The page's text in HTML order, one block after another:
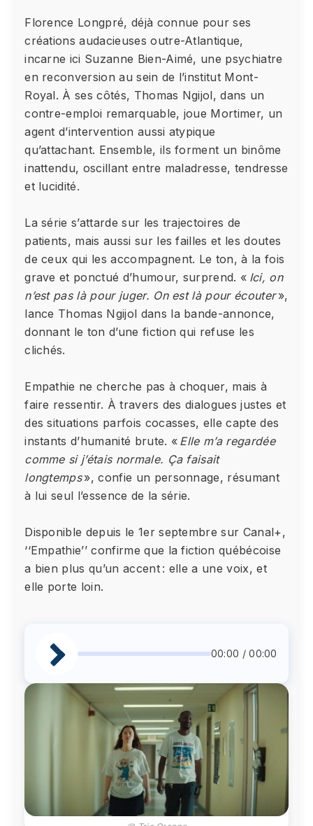
Florence Longpré, déjà connue pour ses
créations audacieuses outre-Atlantique,
incarne ici Suzanne Bien-Aimé, une psychiatre
en reconversion au sein de l’institut Mont-
Royal. À ses côtés, Thomas Ngijol, dans un
contre-emploi remarquable, joue Mortimer, un
agent d’intervention aussi atypique
qu’attachant. Ensemble, ils forment un binôme
inattendu, oscillant entre maladresse, tendresse
et lucidité.
La série s’attarde sur les trajectoires de
patients, mais aussi sur les failles et les doutes
de ceux qui les accompagnent. Le ton, à la fois
grave et ponctué d’humour, surprend. « Ici, on
n’est pas là pour juger. On est là pour écouter»,
lance Thomas Ngijol dans la bande-annonce,
donnant le ton d’une fiction qui refuse les
clichés.
Empathie ne cherche pas à choquer, mais à
faire ressentir. À travers des dialogues justes et
des situations parfois cocasses, elle capte des
instants d’humanité brute. « Elle m’a regardée
comme si j’étais normale. Ça faisait
longtemps», confie un personnage, résumant
à lui seul l’essence de la série.
Disponible depuis le 1er septembre sur Canal+,
‘‘Empathie’’ confirme que la fiction québécoise
a bien plus qu’un accent : elle a une voix, et
elle porte loin.
00:00 / 00:00